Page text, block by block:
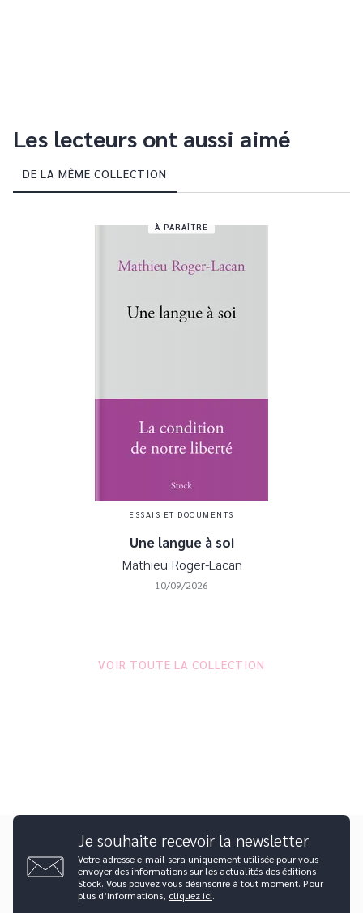
Les lecteurs ont aussi aimé
DE LA MÊME COLLECTION
À PARAÎTRE
ESSAIS ET DOCUMENTS
Une langue à soi
Mathieu Roger-Lacan
10/09/2026
VOIR TOUTE LA COLLECTION
Je souhaite recevoir la newsletter
Votre adresse e-mail sera uniquement utilisée pour vous
envoyer des informations sur les actualités des éditions
Stock. Vous pouvez vous désinscrire à tout moment. Pour
plus d’informations, cliquez ici.